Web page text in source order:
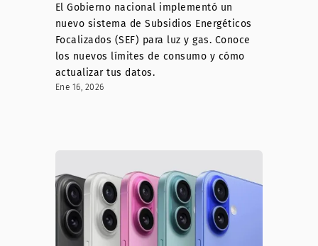
El Gobierno nacional implementó un
nuevo sistema de Subsidios Energéticos
Focalizados (SEF) para luz y gas. Conoce
los nuevos límites de consumo y cómo
actualizar tus datos.
Ene 16, 2026